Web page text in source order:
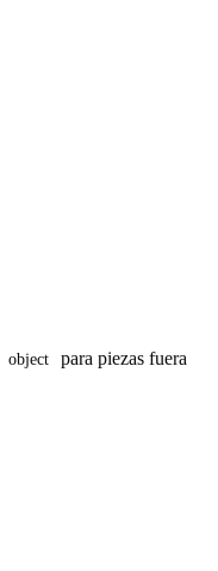
object
para piezas fuera